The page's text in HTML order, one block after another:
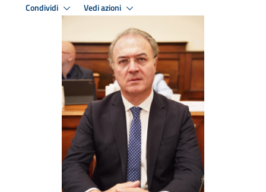
Condividi Vedi azioni